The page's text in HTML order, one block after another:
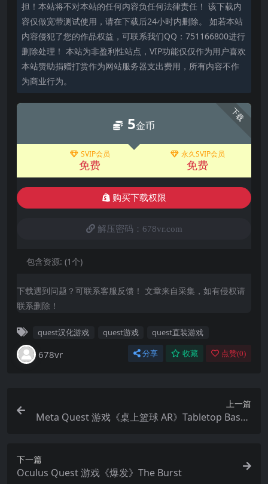
担！本站将不对本站的任何内容负任何法律责任！ 该下载内
容仅做宽带测试使用，请在下载后24小时内删除。 如若本站
内容侵犯了您的作品权益，可联系我们QQ：751166800进行
删除处理！ 本站为非盈利性站点，VIP功能仅仅作为用户喜欢
本站赞助捐赠打赏作为网站服务器支出费用，所有内容不作
为商业行为。
下载
5金币
SVIP会员
免费
永久SVIP会员
免费
购买下载权限
解压密码：678vr.com
包含资源: (1个)
下载遇到问题？可联系客服反馈！ 文章来自采集，如有侵权请
联系删除！
quest汉化游戏 quest游戏 quest直装游戏
678vr 分享 收藏 点赞(0)
上一篇
Meta Quest 游戏《桌上篮球 AR》Tabletop Baske
下一篇
Oculus Quest 游戏《爆发》The Burst